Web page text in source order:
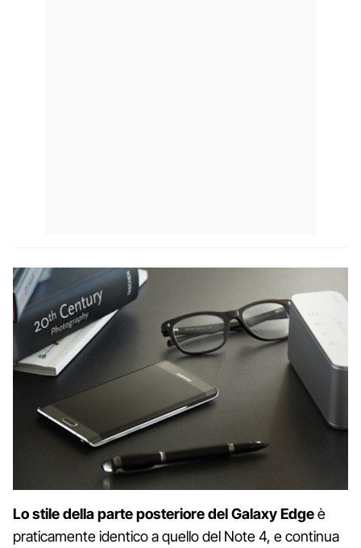
Lo stile della parte posteriore del Galaxy Edgeè
praticamente identico a quello del Note 4, e continua